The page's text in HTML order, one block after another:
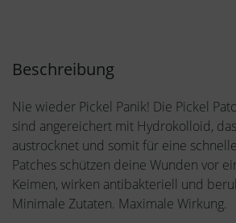
Beschreibung
Nie wieder Pickel Panik! Die Pickel
sind angereichert mit Hydrokolloid,
austrocknet und somit für eine
Patches schützen deine Wunden vor
Keimen, wirken antibakteriell und
Minimale Zutaten. Maximale Wirkung.